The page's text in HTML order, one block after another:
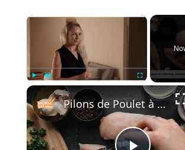
×
Unmute Fullscreen
Pilons de Poulet à l’Ail et au Citron au Airfryer